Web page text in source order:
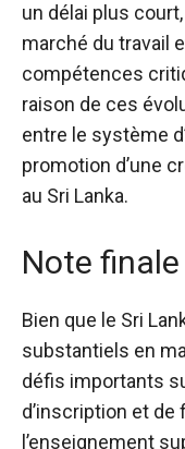
un délai plus
marché du travail
compétences
raison de ces
entre le système
promotion d’une
au Sri Lanka.
Note finale
Bien que le Sri
substantiels en
défis importants
d’inscription et
l’enseignement